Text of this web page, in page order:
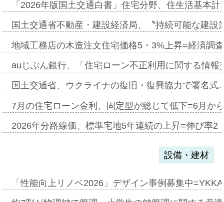
「2026年版国土交通白書」住宅分野、住生活基本
国土交通省不動産・建設経済局、〝持続可能な建
地域工務店の木造注文住宅価格5・3%上昇=経済調
auじぶん銀行、「住宅ローン不正利用に関する情
国土交通省、ウクライナの復旧・復興協力で署名
7月の住宅ローン金利、固定型が総じて低下=6月か
2026年分路線価、標準宅地5年連続の上昇=伸び率
設備・建材
「性能向上リノベ2026」デザイン事例募集中